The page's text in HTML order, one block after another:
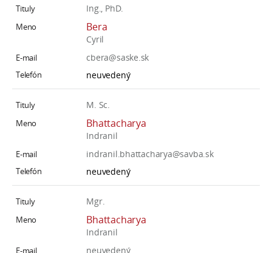
n
Ing., PhD.
Bera
Cyril
cbera@saske.sk
neuvedený
M. Sc.
Bhattacharya
Indranil
indranil.bhattacharya@savba.sk
neuvedený
Mgr.
Bhattacharya
Indranil
neuvedený